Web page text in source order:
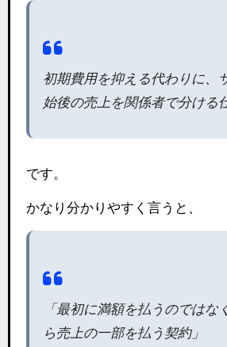
初期費用を抑える代わりに、
始後の売上を関係者で分ける
です。
かなり分かりやすく言うと、
「最初に満額を払うのではな
ら売上の一部を払う契約」